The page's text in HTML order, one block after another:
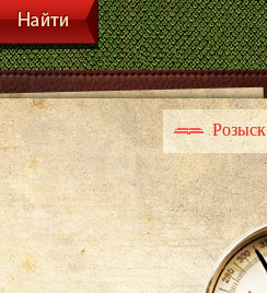
Розыск